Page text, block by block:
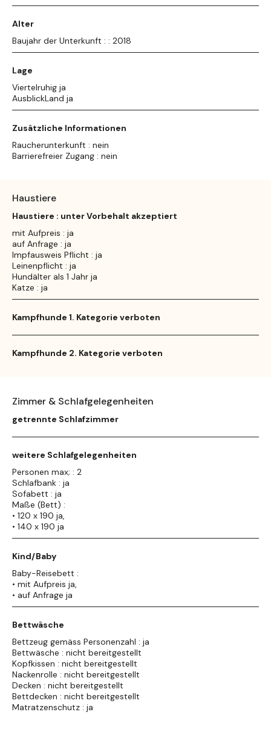
Alter
Baujahr der Unterkunft : : 2018
Lage
Viertelruhig ja
AusblickLand ja
Zusätzliche Informationen
Raucherunterkunft : nein
Barrierefreier Zugang : nein
Haustiere
Haustiere : unter Vorbehalt akzeptiert
mit Aufpreis : ja
auf Anfrage : ja
Impfausweis Pflicht : ja
Leinenpflicht : ja
Hundälter als 1 Jahr ja
Katze : ja
Kampfhunde 1. Kategorie verboten
Kampfhunde 2. Kategorie verboten
Zimmer & Schlafgelegenheiten
getrennte Schlafzimmer
weitere Schlafgelegenheiten
Personen max; : 2
Schlafbank : ja
Sofabett : ja
Maße (Bett) :
• 120 x 190 ja,
• 140 x 190 ja
Kind/Baby
Baby-Reisebett :
• mit Aufpreis ja,
• auf Anfrage ja
Bettwäsche
Bettzeug gemäss Personenzahl : ja
Bettwäsche : nicht bereitgestellt
Kopfkissen : nicht bereitgestellt
Nackenrolle : nicht bereitgestellt
Decken : nicht bereitgestellt
Bettdecken : nicht bereitgestellt
Matratzenschutz : ja